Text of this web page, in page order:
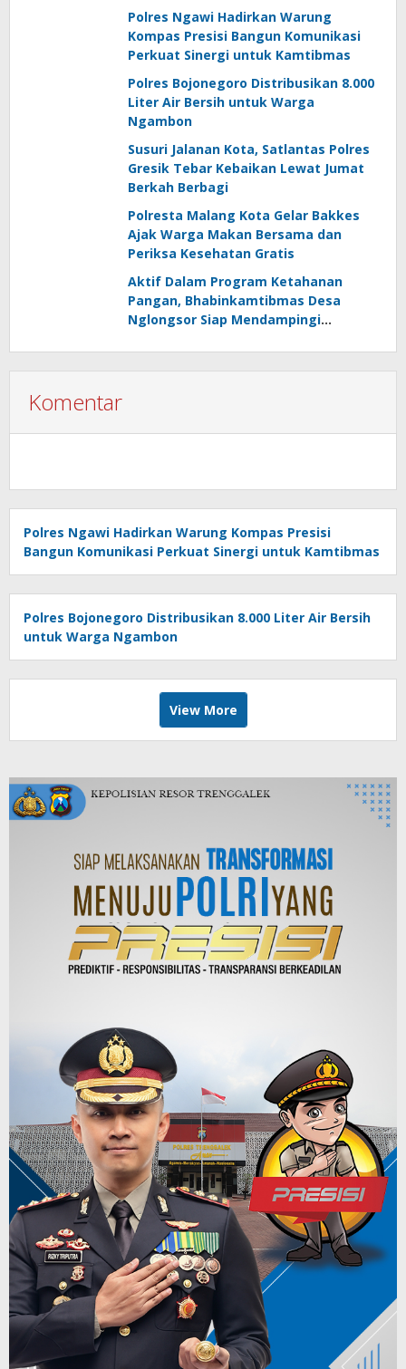
Polres Ngawi Hadirkan Warung
Kompas Presisi Bangun Komunikasi
Perkuat Sinergi untuk Kamtibmas
Polres Bojonegoro Distribusikan 8.000
Liter Air Bersih untuk Warga
Ngambon
Susuri Jalanan Kota, Satlantas Polres
Gresik Tebar Kebaikan Lewat Jumat
Berkah Berbagi
Polresta Malang Kota Gelar Bakkes
Ajak Warga Makan Bersama dan
Periksa Kesehatan Gratis
Aktif Dalam Program Ketahanan
Pangan, Bhabinkamtibmas Desa
Nglongsor Siap Mendampingi
Komentar
Polres Ngawi Hadirkan Warung Kompas Presisi
Bangun Komunikasi Perkuat Sinergi untuk Kamtibmas
Polres Bojonegoro Distribusikan 8.000 Liter Air Bersih
untuk Warga Ngambon
View More